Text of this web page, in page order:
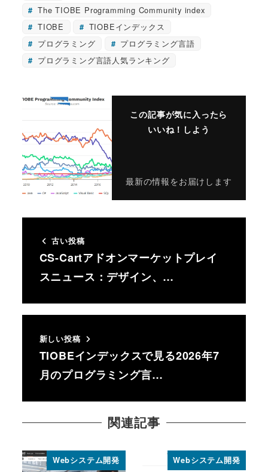
The TIOBE Programming Community index
TIOBE
TIOBEインデックス
プログラミング
プログラミング言語
プログラミング言語人気ランキング
この記事が気に入ったら
いいね！しよう
最新の情報をお届けします
古い投稿
CS-Cartアドオンマーケットプレイ
スニュース：デザイン、…
新しい投稿
TIOBEインデックスで見る2026年7
月のプログラミング言…
関連記事
Webシステム開発 Webシステム開発